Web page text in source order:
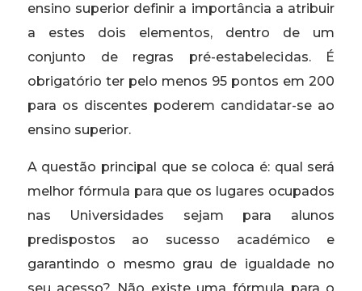
ensino superior definir a importância a atribuir
a estes dois elementos, dentro de um
conjunto de regras pré-estabelecidas. É
obrigatório ter pelo menos 95 pontos em 200
para os discentes poderem candidatar-se ao
ensino superior.
A questão principal que se coloca é: qual será
melhor fórmula para que os lugares ocupados
nas Universidades sejam para alunos
predispostos ao sucesso académico e
garantindo o mesmo grau de igualdade no